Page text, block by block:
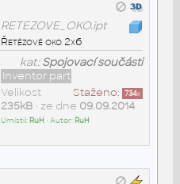
RETEZOVE_OKO.ipt
Řetězové oko 2x6
kat:Spojovací součásti
Inventor part
Staženo: 734x
Velikost
235kB• ze dne 09.09.2014
Umístil: RuH • Autor: RuH